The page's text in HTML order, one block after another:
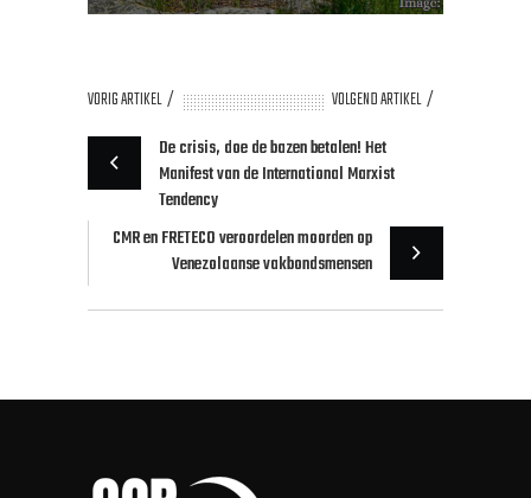
VORIG ARTIKEL
VOLGEND ARTIKEL
De crisis, doe de bazen betalen! Het
Manifest van de International Marxist
Tendency
CMR en FRETECO veroordelen moorden op
Venezolaanse vakbondsmensen